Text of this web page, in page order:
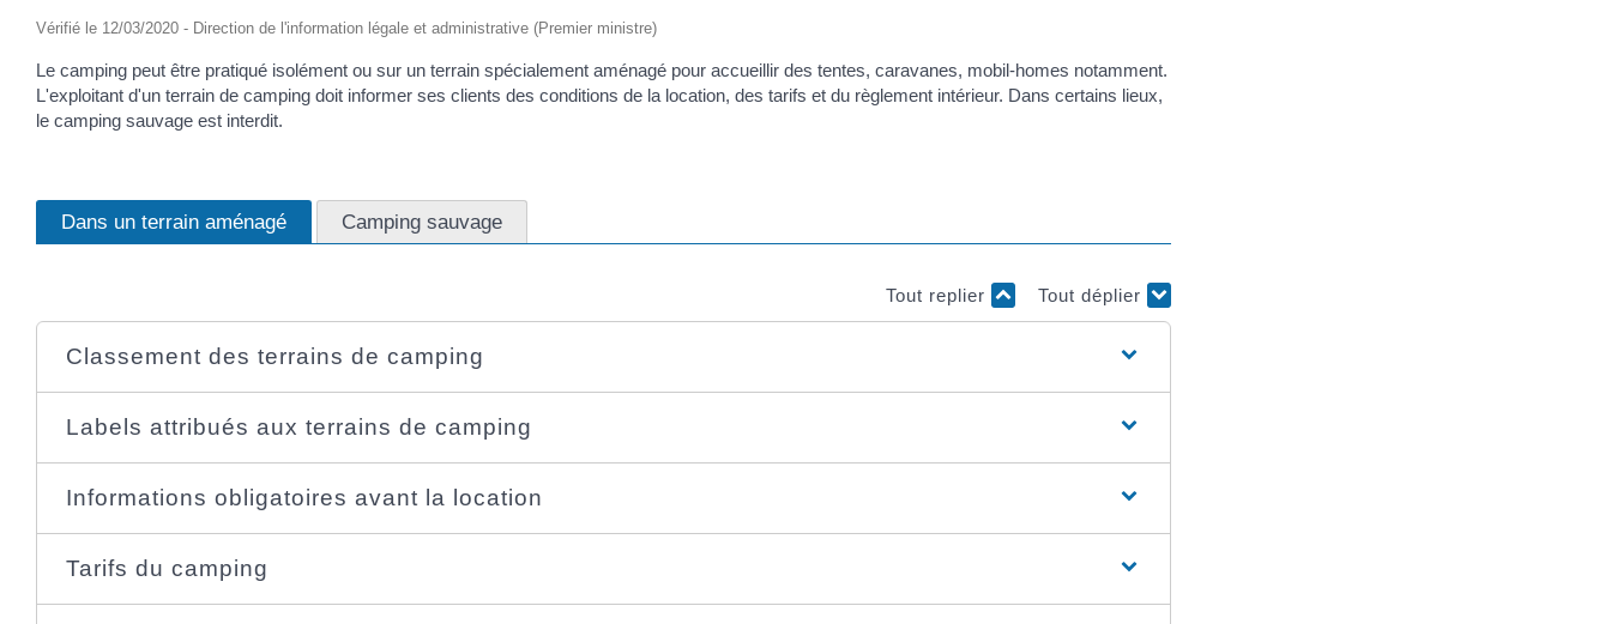
Vérifié le 12/03/2020 - Direction de l'information légale et administrative (Premier ministre)
Le camping peut être pratiqué isolément ou sur un terrain spécialement aménagé pour accueillir des tentes, caravanes, mobil-homes notamment.
L'exploitant d'un terrain de camping doit informer ses clients des conditions de la location, des tarifs et du règlement intérieur. Dans certains lieux,
le camping sauvage est interdit.
Dans un terrain aménagé Camping sauvage
Tout replier Tout déplier
Classement des terrains de camping
Labels attribués aux terrains de camping
Informations obligatoires avant la location
Tarifs du camping